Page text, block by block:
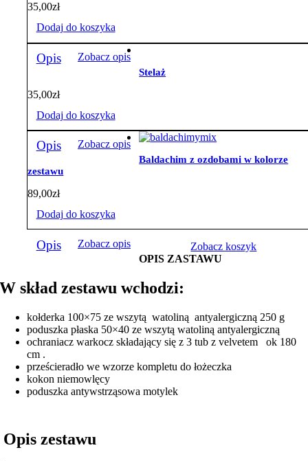
35,00zł
Dodaj do koszyka
Opis Zobacz opis
Stelaż
35,00zł
Dodaj do koszyka
Opis Zobacz opis
Baldachim z ozdobami w kolorze
zestawu
89,00zł
Dodaj do koszyka
Opis Zobacz opis
Zobacz koszyk
OPIS ZASTAWU
W skład zestawu wchodzi:
kołderka 100×75 ze wszytą watoliną antyalergiczną 250 g
poduszka płaska 50×40 ze wszytą watoliną antyalergiczną
ochraniacz warkocz składający się z 3 tub z velvetem ok 180
cm .
prześcieradło we wzorze kompletu do łożeczka
kokon niemowlęcy
poduszka antywstrząsowa motylek
Opis zestawu